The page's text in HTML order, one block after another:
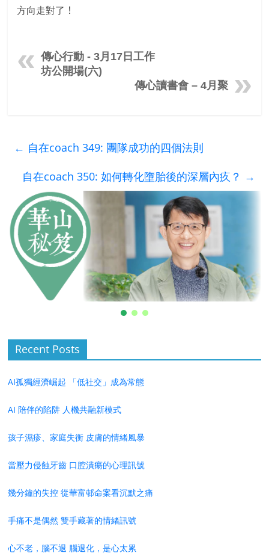
方向走對了 ！
傳心行動 - 3月17日工作
坊公開場(六)
傳心讀書會 – 4月聚
← 自在coach 349: 團隊成功的四個法則
自在coach 350: 如何轉化墮胎後的深層內疚？ →
Recent Posts
AI孤獨經濟崛起 「低社交」成為常態
AI 陪伴的陷阱 人機共融新模式
孩子濕疹、家庭失衡 皮膚的情緒風暴
當壓力侵蝕牙齒 口腔潰瘍的心理訊號
幾分鐘的失控 從華富邨命案看沉默之痛
手痛不是偶然 雙手藏著的情緒訊號
心不老，腦不退 腦退化，是心太累